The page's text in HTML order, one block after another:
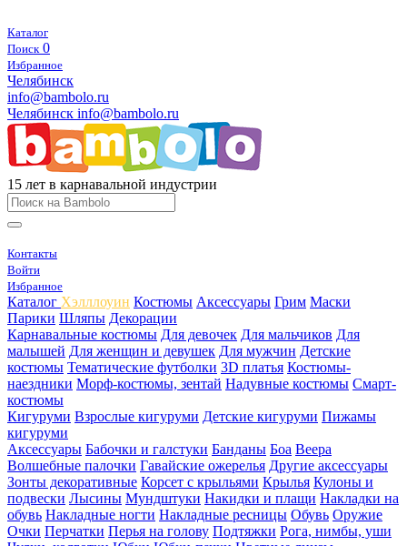
Каталог
Поиск 0
Избранное
Челябинск
info@bambolo.ru
Челябинск info@bambolo.ru
15 лет в карнавальной индустрии
Контакты
Войти
Избранное
Каталог Хэлллоуин Костюмы Аксессуары Грим Маски
Парики Шляпы Декорации
Карнавальные костюмы Для девочек Для мальчиков Для
малышей Для женщин и девушек Для мужчин Детские
костюмы Тематические футболки 3D платья Костюмы-
наездники Морф-костюмы, зентай Надувные костюмы Смарт-
костюмы
Кигуруми Взрослые кигуруми Детские кигуруми Пижамы
кигуруми
Аксессуары Бабочки и галстуки Банданы Боа Веера
Волшебные палочки Гавайские ожерелья Другие аксессуары
Зонты декоративные Корсет с крыльями Крылья Кулоны и
подвески Лысины Мундштуки Накидки и плащи Накладки на
обувь Накладные ногти Накладные ресницы Обувь Оружие
Очки Перчатки Перья на голову Подтяжки Рога, нимбы, уши